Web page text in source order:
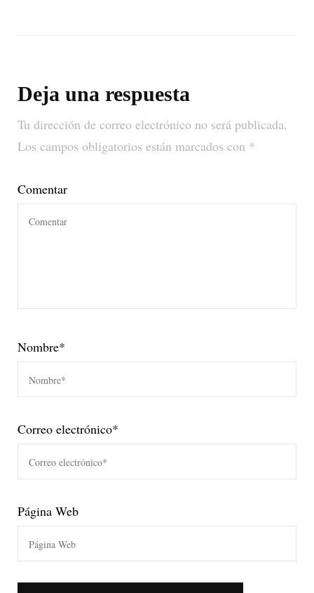
Deja una respuesta
Tu dirección de correo electrónico no será publicada.
Los campos obligatorios están marcados con *
Comentar
Nombre*
Correo electrónico*
Página Web